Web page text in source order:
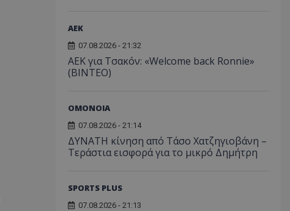
ΑEK
07.08.2026 - 21:32
ΑΕΚ για Τσακόν: «Welcome back Ronnie»
(ΒΙΝΤΕΟ)
ΟΜΟΝΟΙΑ
07.08.2026 - 21:14
ΔΥΝΑΤΗ κίνηση από Τάσο Χατζηγιοβάνη –
Τεράστια εισφορά για το μικρό Δημήτρη
SPORTS PLUS
07.08.2026 - 21:13